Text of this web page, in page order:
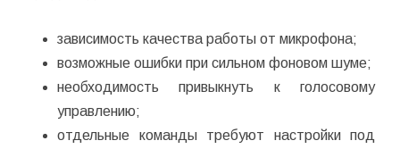
зависимость качества работы от микрофона;
возможные ошибки при сильном фоновом шуме;
необходимость привыкнуть к голосовому
управлению;
отдельные команды требуют настройки под